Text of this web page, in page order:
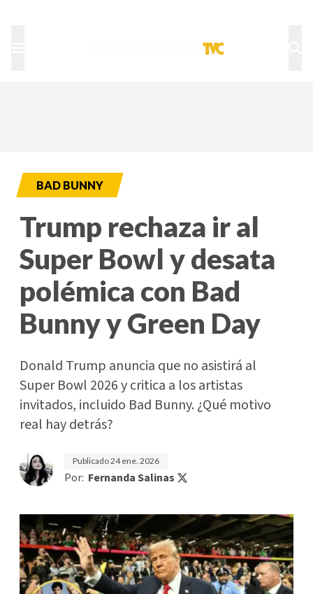
BAD BUNNY
Trump rechaza ir al
Super Bowl y desata
polémica con Bad
Bunny y Green Day
Donald Trump anuncia que no asistirá al
Super Bowl 2026 y critica a los artistas
invitados, incluido Bad Bunny. ¿Qué motivo
real hay detrás?
Publicado24 ene. 2026
Por: Fernanda Salinas